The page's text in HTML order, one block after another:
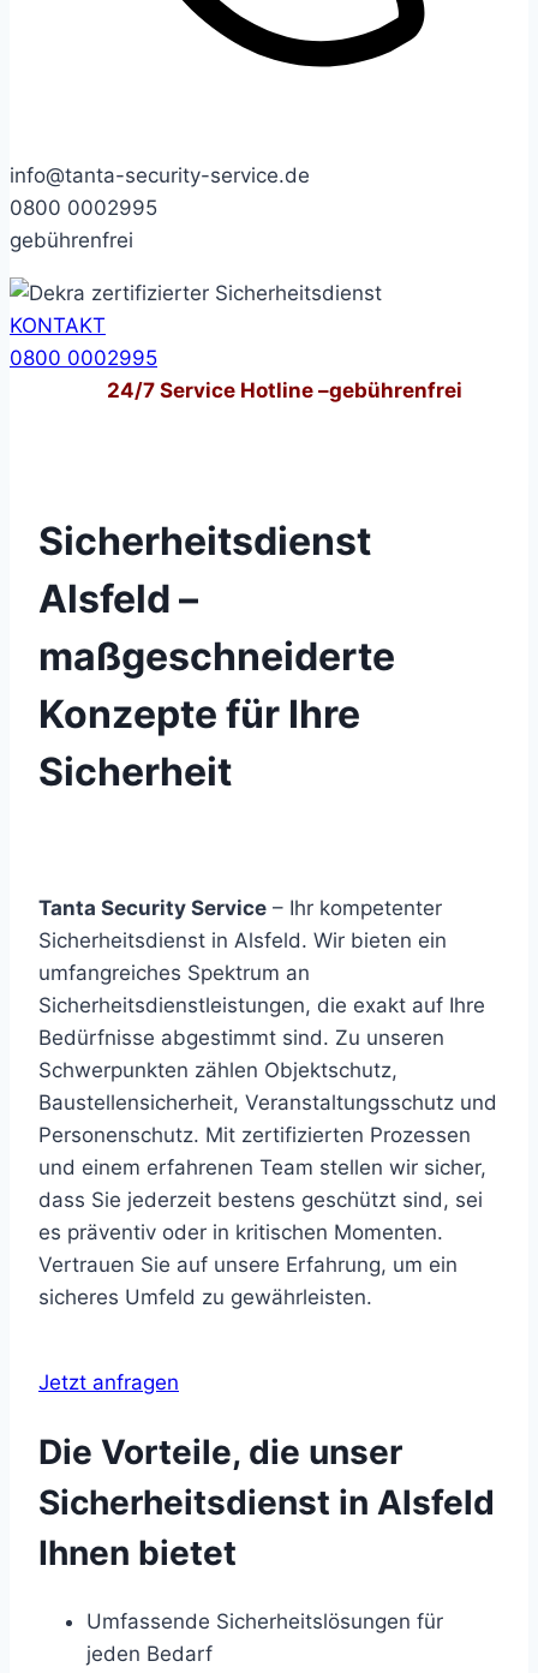
info@tanta-security-service.de
0800 0002995
gebührenfrei
KONTAKT
0800 0002995
24/7Service Hotline –gebührenfrei
Sicherheitsdienst
Alsfeld –
maßgeschneiderte
Konzepte für Ihre
Sicherheit
Tanta Security Service – Ihr kompetenter
Sicherheitsdienst in Alsfeld. Wir bieten ein
umfangreiches Spektrum an
Sicherheitsdienstleistungen, die exakt auf Ihre
Bedürfnisse abgestimmt sind. Zu unseren
Schwerpunkten zählen Objektschutz,
Baustellensicherheit, Veranstaltungsschutz und
Personenschutz. Mit zertifizierten Prozessen
und einem erfahrenen Team stellen wir sicher,
dass Sie jederzeit bestens geschützt sind, sei
es präventiv oder in kritischen Momenten.
Vertrauen Sie auf unsere Erfahrung, um ein
sicheres Umfeld zu gewährleisten.
Jetzt anfragen
Die Vorteile, die unser
Sicherheitsdienst in Alsfeld
Ihnen bietet
Umfassende Sicherheitslösungen für
jeden Bedarf